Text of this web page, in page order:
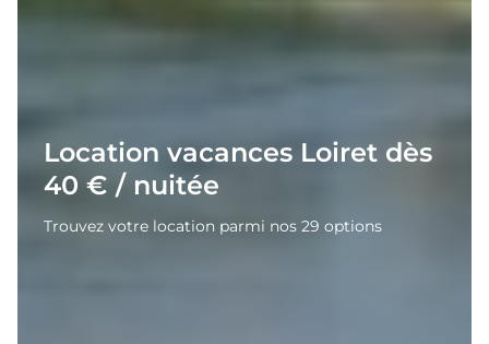
Location vacances Loiret dès
40 € / nuitée
Trouvez votre location parmi nos 29 options